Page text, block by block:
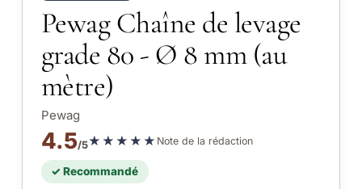
Pewag Chaîne de levage
grade 80 - Ø 8 mm (au
mètre)
Pewag
4.5/5★★★★★ Note de la rédaction
✓ Recommandé